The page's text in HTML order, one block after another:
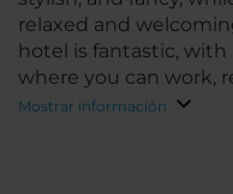
relaxed and welcoming. The vibe throughout
hotel is fantastic,
where you can work,
unwind, so you're not
(although the rooms
was excellent, and
Mostrar información